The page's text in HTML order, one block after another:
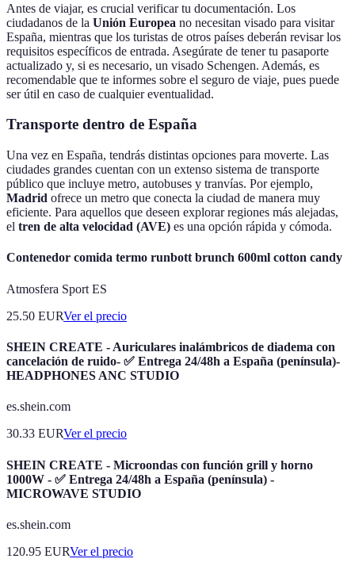
Antes de viajar, es crucial verificar tu documentación. Los
ciudadanos de la Unión Europea no necesitan visado para visitar
España, mientras que los turistas de otros países deberán revisar los
requisitos específicos de entrada. Asegúrate de tener tu pasaporte
actualizado y, si es necesario, un visado Schengen. Además, es
recomendable que te informes sobre el seguro de viaje, pues puede
ser útil en caso de cualquier eventualidad.
Transporte dentro de España
Una vez en España, tendrás distintas opciones para moverte. Las
ciudades grandes cuentan con un extenso sistema de transporte
público que incluye metro, autobuses y tranvías. Por ejemplo,
Madrid ofrece un metro que conecta la ciudad de manera muy
eficiente. Para aquellos que deseen explorar regiones más alejadas,
el tren de alta velocidad (AVE) es una opción rápida y cómoda.
Contenedor comida termo runbott brunch 600ml cotton candy
Atmosfera Sport ES
25.50 EURVer el precio
SHEIN CREATE - Auriculares inalámbricos de diadema con
cancelación de ruido- ✅ Entrega 24/48h a España (península)-
HEADPHONES ANC STUDIO
es.shein.com
30.33 EURVer el precio
SHEIN CREATE - Microondas con función grill y horno
1000W - ✅ Entrega 24/48h a España (península) -
MICROWAVE STUDIO
es.shein.com
120.95 EURVer el precio